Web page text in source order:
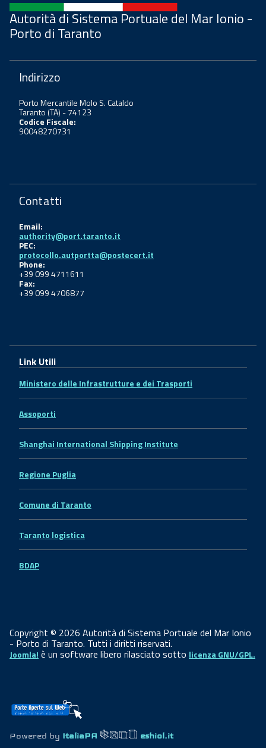
Autorità di Sistema Portuale del Mar Ionio -
Porto di Taranto
Indirizzo
Porto Mercantile Molo S. Cataldo
Taranto (TA) - 74123
Codice Fiscale:
90048270731
Contatti
Email:
authority@port.taranto.it
PEC:
protocollo.autportta@postecert.it
Phone:
+39 099 4711611
Fax:
+39 099 4706877
Link Utili
Ministero delle Infrastrutture e dei Trasporti
Assoporti
Shanghai International Shipping Institute
Regione Puglia
Comune di Taranto
Taranto logistica
BDAP
Copyright © 2026 Autorità di Sistema Portuale del Mar Ionio
- Porto di Taranto. Tutti i diritti riservati.
Joomla! è un software libero rilasciato sotto licenza GNU/GPL.
Powered by ItaliaPA eshiol.it